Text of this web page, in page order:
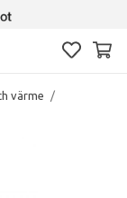
värme
/